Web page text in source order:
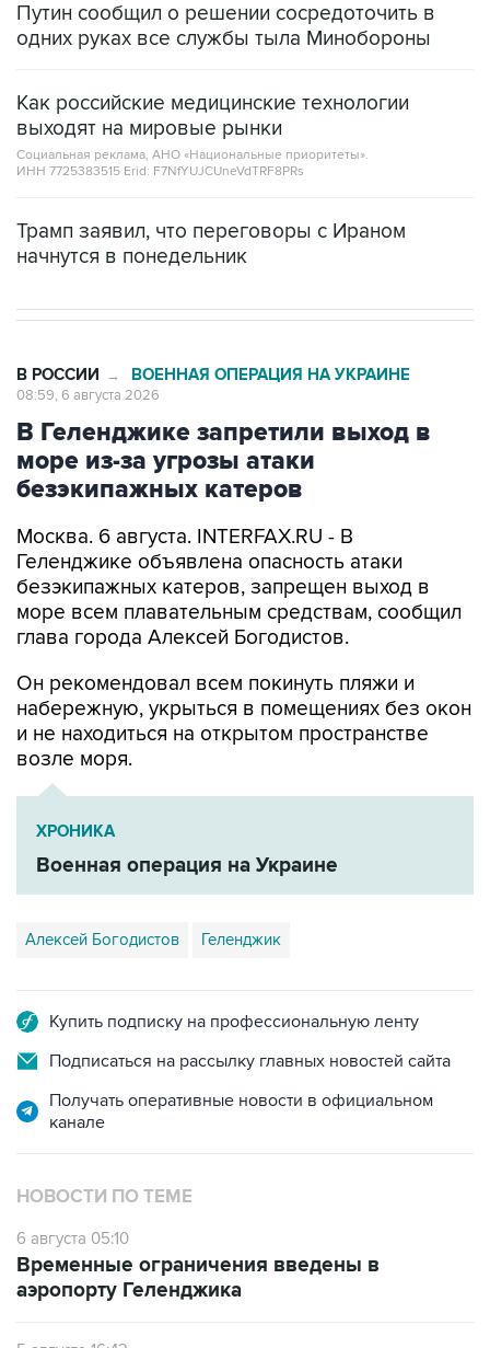
Путин сообщил о решении сосредоточить в
одних руках все службы тыла Минобороны
Как российские медицинские технологии
выходят на мировые рынки
Социальная реклама, АНО «Национальные приоритеты».
ИНН 7725383515 Erid: F7NfYUJCUneVdTRF8PRs
Трамп заявил, что переговоры с Ираном
начнутся в понедельник
В РОССИИ → ВОЕННАЯ ОПЕРАЦИЯ НА УКРАИНЕ
08:59, 6 августа 2026
В Геленджике запретили выход в
море из-за угрозы атаки
безэкипажных катеров
Москва. 6 августа. INTERFAX.RU - В
Геленджике объявлена опасность атаки
безэкипажных катеров, запрещен выход в
море всем плавательным средствам, сообщил
глава города Алексей Богодистов.
Он рекомендовал всем покинуть пляжи и
набережную, укрыться в помещениях без окон
и не находиться на открытом пространстве
возле моря.
ХРОНИКА
Военная операция на Украине
Алексей Богодистов Геленджик
Купить подписку на профессиональную ленту
Подписаться на рассылку главных новостей сайта
Получать оперативные новости в официальном
канале
НОВОСТИ ПО ТЕМЕ
6 августа 05:10
Временные ограничения введены в
аэропорту Геленджика